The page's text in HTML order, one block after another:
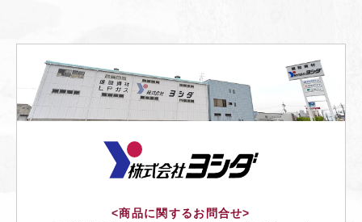
<商品に関するお問合せ>